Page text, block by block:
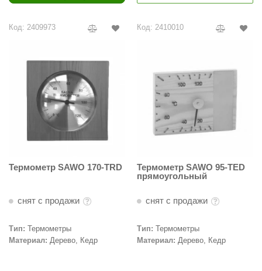
Код: 2409973
Термометр SAWO 170-TRD
снят с продажи
Тип: Термометры
Материал: Дерево, Кедр
Код: 2410010
Термометр SAWO 95-TED
прямоугольный
снят с продажи
Тип: Термометры
Материал: Дерево, Кедр